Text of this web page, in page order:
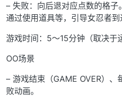
– 失败：向后退对应点数的格子。
通过使用道具等，引导女忍者到
游戏时间：5～15分钟（取决于
OO场景
– 游戏结束（GAME OVER）
败动画。